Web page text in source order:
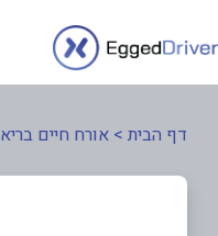
דף הבית > אורח חיים בריא